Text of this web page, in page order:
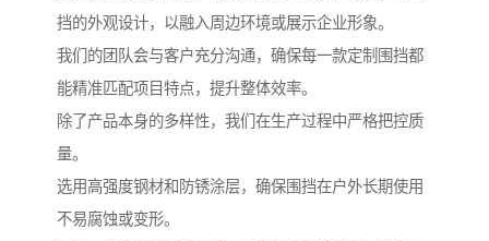
挡的外观设计，以融入周边环境或展示企业形象。
我们的团队会与客户充分沟通，确保每一款定制围挡都
能精准匹配项目特点，提升整体效率。
除了产品本身的多样性，我们在生产过程中严格把控质
量。
选用高强度钢材和防锈涂层，确保围挡在户外长期使用
不易腐蚀或变形。